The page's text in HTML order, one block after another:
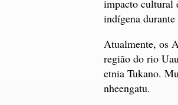
impacto cultural
indígena
Atualmente, os
região do rio
etnia Tukano.
nheengatu.